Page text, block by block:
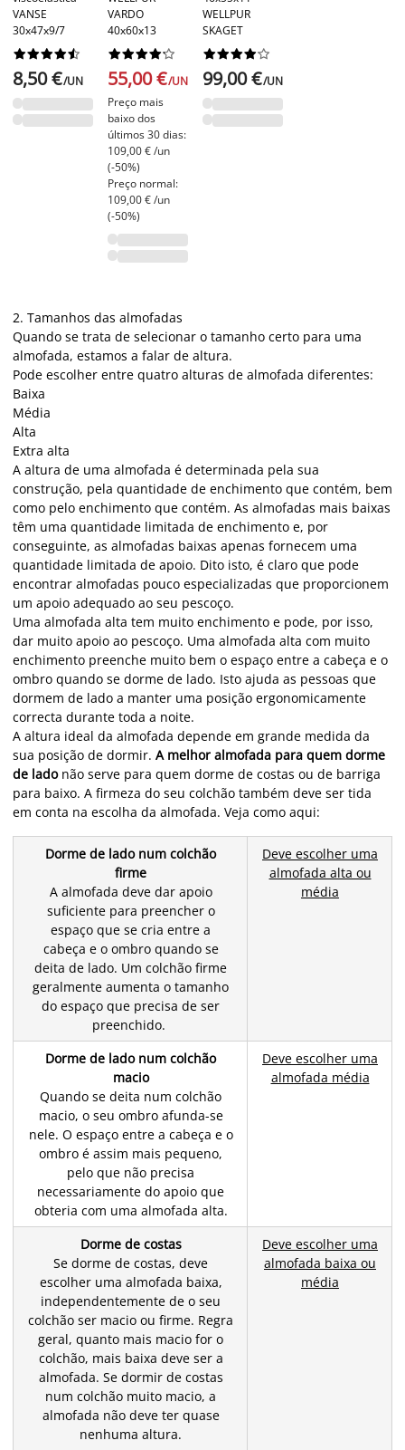
VANSE
30x47x9/7






8,50 €/UN
VARDO
40x60x13






55,00 €/UN
Preço mais
baixo dos
últimos 30 dias:
109,00 € /un
(-50%)
Preço normal:
109,00 € /un
(-50%)
WELLPUR
SKAGET






99,00 €/UN
2. Tamanhos das almofadas
Quando se trata de selecionar o tamanho certo para uma
almofada, estamos a falar de altura.
Pode escolher entre quatro alturas de almofada diferentes:
Baixa
Média
Alta
Extra alta
A altura de uma almofada é determinada pela sua
construção, pela quantidade de enchimento que contém, bem
como pelo enchimento que contém. As almofadas mais baixas
têm uma quantidade limitada de enchimento e, por
conseguinte, as almofadas baixas apenas fornecem uma
quantidade limitada de apoio. Dito isto, é claro que pode
encontrar almofadas pouco especializadas que proporcionem
um apoio adequado ao seu pescoço.
Uma almofada alta tem muito enchimento e pode, por isso,
dar muito apoio ao pescoço. Uma almofada alta com muito
enchimento preenche muito bem o espaço entre a cabeça e o
ombro quando se dorme de lado. Isto ajuda as pessoas que
dormem de lado a manter uma posição ergonomicamente
correcta durante toda a noite.
A altura ideal da almofada depende em grande medida da
sua posição de dormir. A melhor almofada para quem dorme
de ladonão serve para quem dorme de costas ou de barriga
para baixo. A firmeza do seu colchão também deve ser tida
em conta na escolha da almofada. Veja como aqui:
Dorme de lado num colchão
firme
A almofada deve dar apoio
suficiente para preencher o
espaço que se cria entre a
cabeça e o ombro quando se
deita de lado. Um colchão firme
geralmente aumenta o tamanho
do espaço que precisa de ser
preenchido.
Deve escolher uma
almofada alta ou
média
Dorme de lado num colchão
macio
Quando se deita num colchão
macio, o seu ombro afunda-se
nele. O espaço entre a cabeça e o
ombro é assim mais pequeno,
pelo que não precisa
necessariamente do apoio que
obteria com uma almofada alta.
Deve escolher uma
almofada média
Dorme de costas
Se dorme de costas, deve
escolher uma almofada baixa,
independentemente de o seu
colchão ser macio ou firme. Regra
geral, quanto mais macio for o
colchão, mais baixa deve ser a
almofada. Se dormir de costas
num colchão muito macio, a
almofada não deve ter quase
nenhuma altura.
Deve escolher uma
almofada baixa ou
média